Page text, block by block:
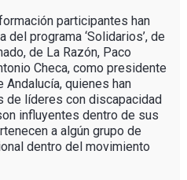
participantes han
programa ‘Solidarios’, de
de La Razón, Paco
Checa, como presidente
quienes han
de líderes con discapacidad
influyentes dentro de sus
a algún grupo de
dentro del movimiento